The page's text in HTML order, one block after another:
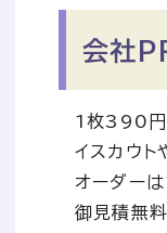
会社
1枚390円
イスカウ
オーダー
御見積無料